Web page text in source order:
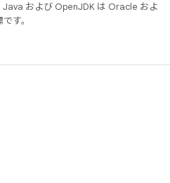
および OpenJDK は Oracle およ
す。